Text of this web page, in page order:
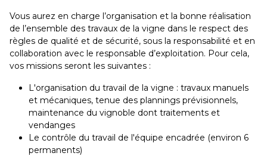
Vous aurez en charge l’organisation et la bonne réalisation
de l’ensemble des travaux de la vigne dans le respect des
règles de qualité et de sécurité, sous la responsabilité et en
collaboration avec le responsable d’exploitation. Pour cela,
vos missions seront les suivantes :
L'organisation du travail de la vigne : travaux manuels
et mécaniques, tenue des plannings prévisionnels,
maintenance du vignoble dont traitements et
vendanges
Le contrôle du travail de l'équipe encadrée (environ 6
permanents)